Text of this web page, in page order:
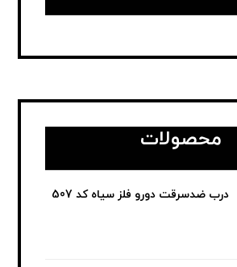
محصولات
درب ضدسرقت دورو فلز سیاه کد 507